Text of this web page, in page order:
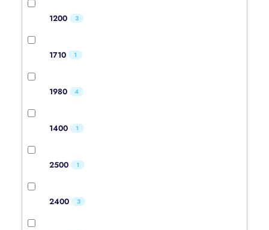
1200 3
1710 1
1980 4
1400 1
2500 1
2400 3